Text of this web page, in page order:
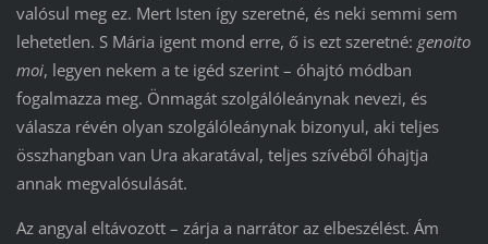
valósul meg ez. Mert Isten így szeretné, és neki semmi sem
lehetetlen. S Mária igent mond erre, ő is ezt szeretné: genoito
moi, legyen nekem a te igéd szerint – óhajtó módban
fogalmazza meg. Önmagát szolgálóleánynak nevezi, és
válasza révén olyan szolgálóleánynak bizonyul, aki teljes
összhangban van Ura akaratával, teljes szívéből óhajtja
annak megvalósulását.
Az angyal eltávozott – zárja a narrátor az elbeszélést. Ám